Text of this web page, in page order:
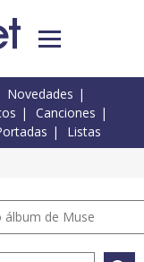
Novedades
Canciones
Listas
álbum de Muse